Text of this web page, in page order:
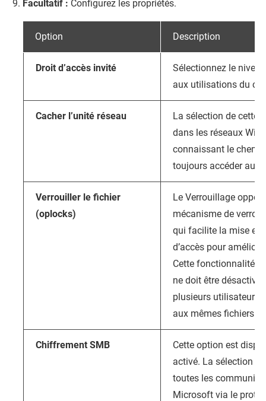
Facultatif : Configurez les propriétés.
Option Description
Droit d’accès invité
Sélectionnez le
aux utilisations du
Cacher l’unité réseau
La sélection de cette
dans les réseaux
connaissant le
toujours accéder au
Verrouiller le fichier
(oplocks)
Le Verrouillage
mécanisme de
qui facilite la mise en
d’accès pour
Cette fonctionnalité
ne doit être
plusieurs utilisateurs
aux mêmes fichiers.
Chiffrement SMB
Cette option est
activé. La sélection
toutes les
Microsoft via le